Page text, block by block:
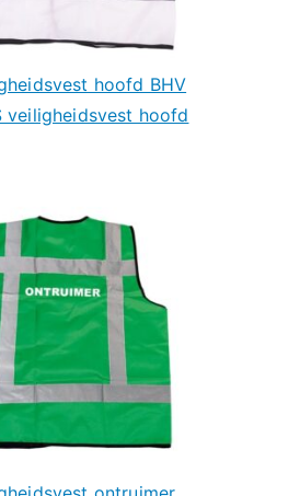
hoofd BHV
veiligheidsvest hoofd